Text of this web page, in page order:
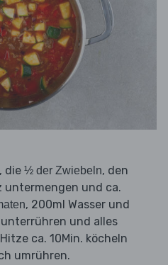
, die ½ der Zwiebeln, den
untermengen und ca.
, 200ml Wasser und
unterrühren und alles
ca. 10Min. köcheln
umrühren.